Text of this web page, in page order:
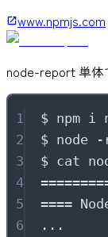
www.npmjs.com
node-report 単体
1 $ npm i
2
$ node -
3
$ cat
4
5
====
6
...